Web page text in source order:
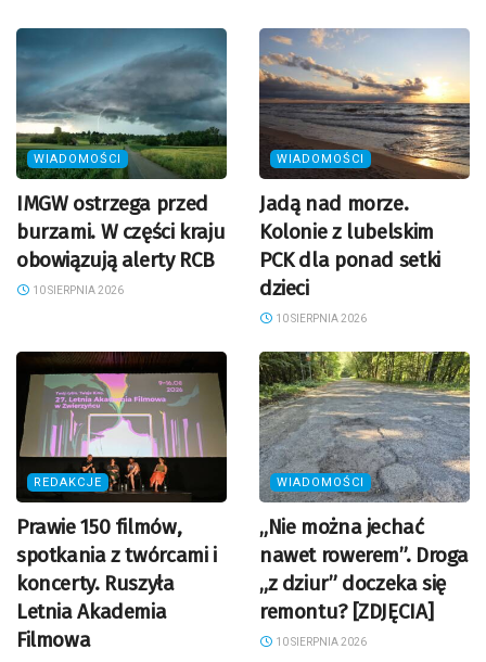
WIADOMOŚCI
IMGW ostrzega przed
burzami. W części kraju
obowiązują alerty RCB
10 SIERPNIA 2026
WIADOMOŚCI
Jadą nad morze.
Kolonie z lubelskim
PCK dla ponad setki
dzieci
10 SIERPNIA 2026
REDAKCJE
Prawie 150 filmów,
spotkania z twórcami i
koncerty. Ruszyła
Letnia Akademia
Filmowa
WIADOMOŚCI
„Nie można jechać
nawet rowerem”. Droga
„z dziur” doczeka się
remontu? [ZDJĘCIA]
10 SIERPNIA 2026